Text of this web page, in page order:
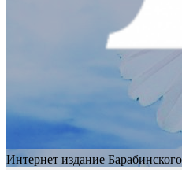
Интернет издание